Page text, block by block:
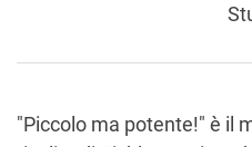
"Piccolo ma potente!" è il